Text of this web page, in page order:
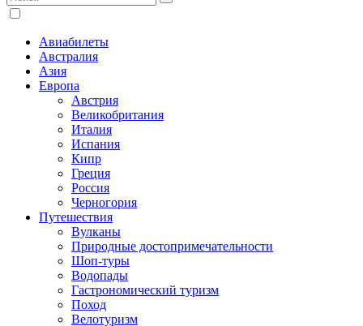
Авиабилеты
Австралия
Азия
Европа
Австрия
Великобритания
Италия
Испания
Кипр
Греция
Россия
Черногория
Путешествия
Вулканы
Природные достопримечательности
Шоп-туры
Водопады
Гастрономический туризм
Поход
Велотуризм